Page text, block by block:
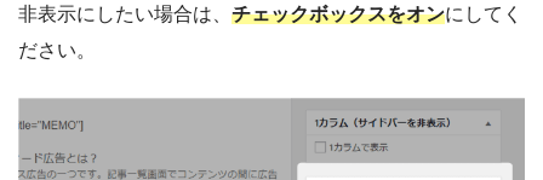
非表示にしたい場合は、 チェックボックスをオンにしてく
ださい。